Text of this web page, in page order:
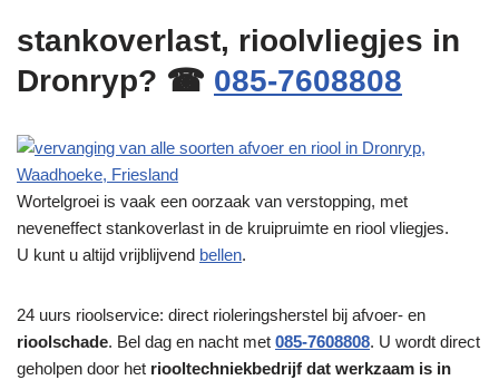
stankoverlast, rioolvliegjes in
Dronryp? ☎ 085-7608808
Wortelgroei is vaak een oorzaak van verstopping, met
neveneffect stankoverlast in de kruipruimte en riool vliegjes.
U kunt u altijd vrijblijvend bellen.
24 uurs rioolservice: direct rioleringsherstel bij afvoer- en
rioolschade. Bel dag en nacht met 085-7608808. U wordt direct
geholpen door het riooltechniekbedrijf dat werkzaam is in